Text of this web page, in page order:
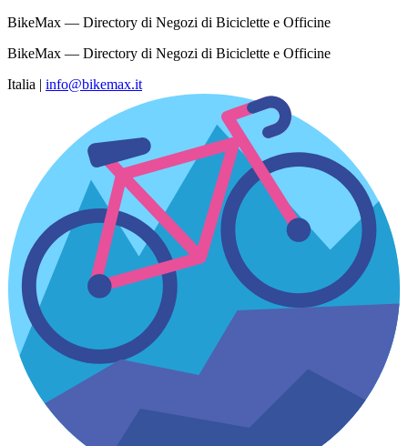
BikeMax — Directory di Negozi di Biciclette e Officine
BikeMax — Directory di Negozi di Biciclette e Officine
Italia | info@bikemax.it